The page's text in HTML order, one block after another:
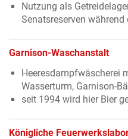
Nutzung als
Senatsreserven während
Garnison-Waschanstalt
Heeresdampfwäscherei
Wasserturm, Garnison-
seit 1994 wird hier Bier
Königliche